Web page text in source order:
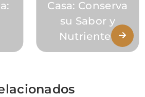
Casa: Conserva
su Sabor y
Nutrientes